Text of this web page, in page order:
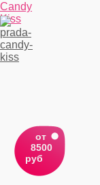
Candy
Kiss
от
8500
руб